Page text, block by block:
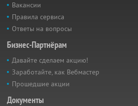
Вакансии
Правила сервиса
Ответы на вопросы
Бизнес-Партнёрам
Давайте сделаем акцию!
Заработайте, как Вебмастер
Прошедшие акции
Документы